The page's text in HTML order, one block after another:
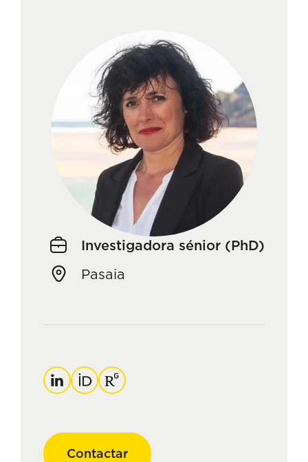
Investigadora sénior (PhD)
Pasaia
Linkedin
OrcidResearchGate
Contactar